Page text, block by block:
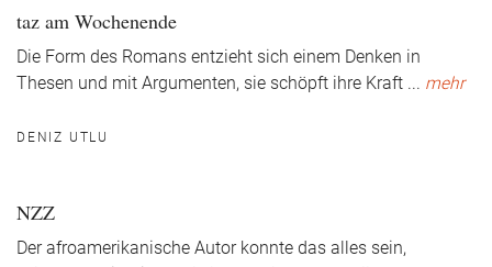
taz am Wochenende
Die Form des Romans entzieht sich einem Denken in
Thesen und mit Argumenten, sie schöpft ihre Kraft ... mehr
DENIZ UTLU
NZZ
Der afroamerikanische Autor konnte das alles sein,